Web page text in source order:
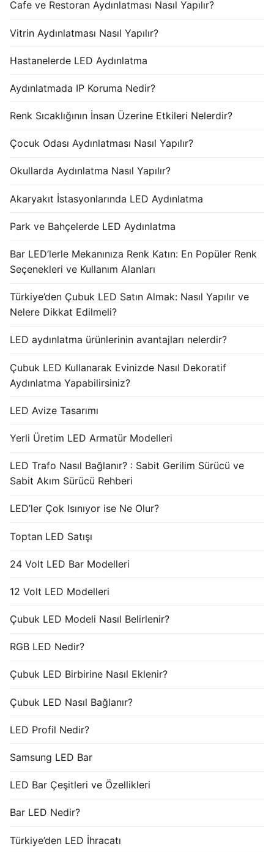
Cafe ve Restoran Aydınlatması Nasıl Yapılır?
Vitrin Aydınlatması Nasıl Yapılır?
Hastanelerde LED Aydınlatma
Aydınlatmada IP Koruma Nedir?
Renk Sıcaklığının İnsan Üzerine Etkileri Nelerdir?
Çocuk Odası Aydınlatması Nasıl Yapılır?
Okullarda Aydınlatma Nasıl Yapılır?
Akaryakıt İstasyonlarında LED Aydınlatma
Park ve Bahçelerde LED Aydınlatma
Bar LED’lerle Mekanınıza Renk Katın: En Popüler Renk
Seçenekleri ve Kullanım Alanları
Türkiye’den Çubuk LED Satın Almak: Nasıl Yapılır ve
Nelere Dikkat Edilmeli?
LED aydınlatma ürünlerinin avantajları nelerdir?
Çubuk LED Kullanarak Evinizde Nasıl Dekoratif
Aydınlatma Yapabilirsiniz?
LED Avize Tasarımı
Yerli Üretim LED Armatür Modelleri
LED Trafo Nasıl Bağlanır? : Sabit Gerilim Sürücü ve
Sabit Akım Sürücü Rehberi
LED’ler Çok Isınıyor ise Ne Olur?
Toptan LED Satışı
24 Volt LED Bar Modelleri
12 Volt LED Modelleri
Çubuk LED Modeli Nasıl Belirlenir?
RGB LED Nedir?
Çubuk LED Birbirine Nasıl Eklenir?
Çubuk LED Nasıl Bağlanır?
LED Profil Nedir?
Samsung LED Bar
LED Bar Çeşitleri ve Özellikleri
Bar LED Nedir?
Türkiye’den LED İhracatı